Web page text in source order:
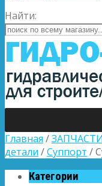
Найти:
Главная /
детали /Суппорт /
Категории